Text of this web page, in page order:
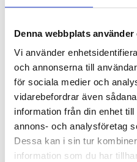
Denna webbplats använder
Vi använder
och annonserna till
för sociala medier och
vidarebefordrar även
information från din enhet
annons- och analysföretag
Dessa kan i sin tur
information som du har
Saknar du en flagga hos
design? Ring 042-
Som ledande